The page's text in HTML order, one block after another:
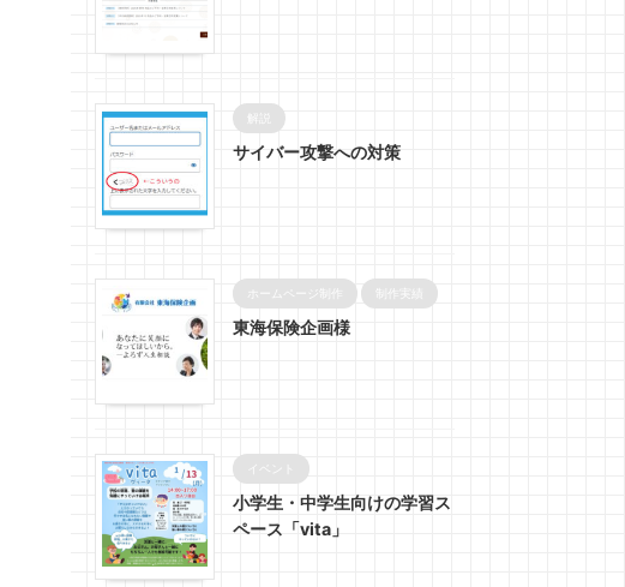
サイバー攻撃への対策
ホームページ制作 制作実績
東海保険企画様
小学生・中学生向けの学習ス
ペース「vita」